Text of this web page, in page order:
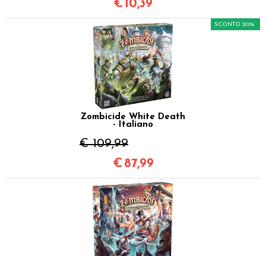
€ 10,39
Zombicide White Death
- Italiano
€ 109,99
SCONTO 20%
€ 87,99